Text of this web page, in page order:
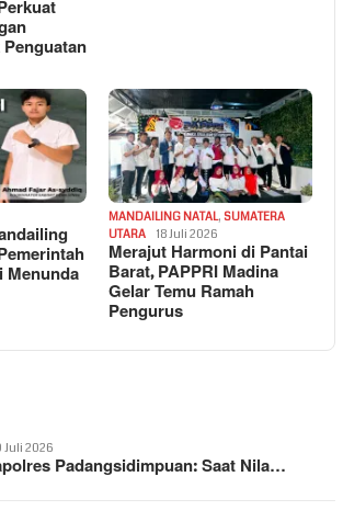
Menunda
MANDAILING NATAL, SUMATERA
UTARA
18 Juli 2026
Merajut Harmoni di Pantai
Barat, PAPPRI Madina
Gelar Temu Ramah
Pengurus
Juli 2026
Padangsidimpuan: Saat Nila…